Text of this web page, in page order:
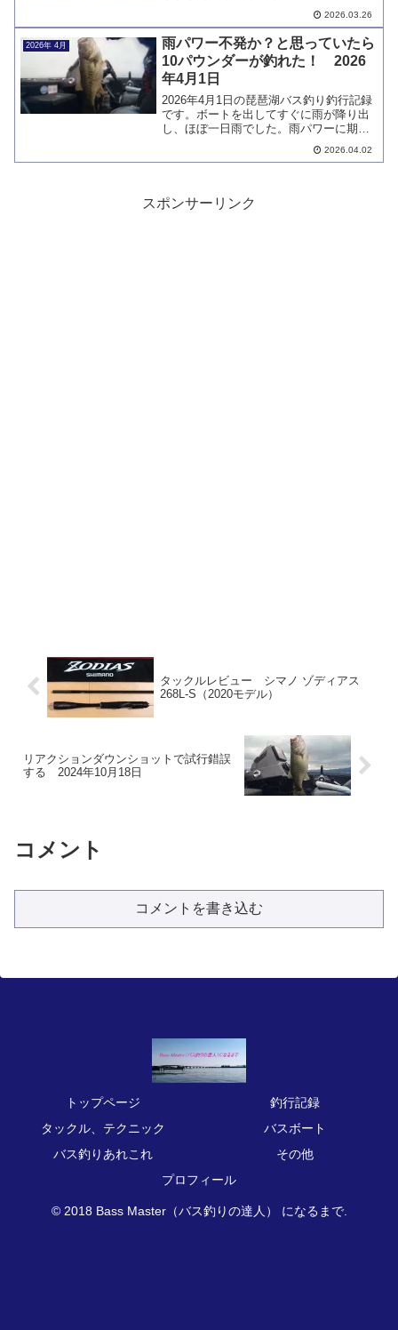
不調で困り、ミドストで掛けた魚は強烈
な引きではるかかなたに逃げ去って行き
ました。雨パワーで2本キャッチです。
2026.03.26
2026年 4月
雨パワー不発か？と思っていたら
10パウンダーが釣れた！ 2026
年4月1日
2026年4月1日の琵琶湖バス釣り釣行記録
です。ボートを出してすぐに雨が降り出
し、ほぼ一日雨でした。雨パワーに期待
しましたがバイトが少なく不発、そして
最後に10パウンダーが釣れました。
2026.04.02
スポンサーリンク
タックルレビュー シマノ ゾディアス
268L-S（2020モデル）
リアクションダウンショットで試行錯誤
する 2024年10月18日
コメント
コメントを書き込む
トップページ
釣行記録
タックル、テクニック
バスボート
バス釣りあれこれ
その他
プロフィール
© 2018 Bass Master（バス釣りの達人） になるまで.